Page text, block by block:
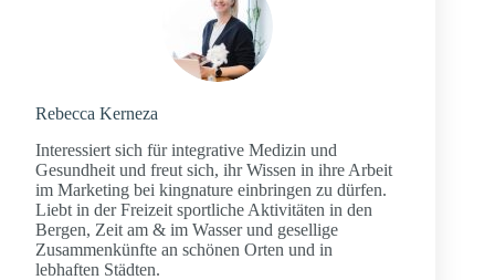
Rebecca Kerneza
Interessiert sich für integrative Medizin und
Gesundheit und freut sich, ihr Wissen in ihre Arbeit
im Marketing bei kingnature einbringen zu dürfen.
Liebt in der Freizeit sportliche Aktivitäten in den
Bergen, Zeit am & im Wasser und gesellige
Zusammenkünfte an schönen Orten und in
lebhaften Städten.